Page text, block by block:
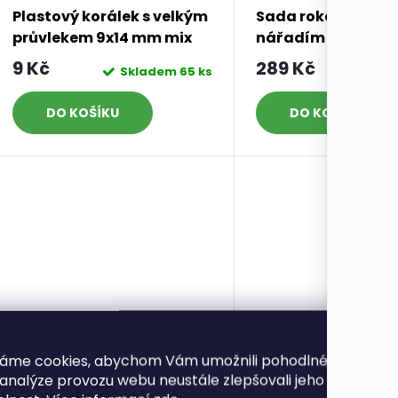
cookies, abychom Vám umožnili pohodlné prohlížení
provozu webu neustále zlepšovali jeho funkce,
Plastový korálek s velkým
průvlekem 9x14 mm mix
9 Kč Skladem 65 ks
DO KOŠÍKU
Sada rokajlů v boxu
nářadím
289 Kč
DO KOŠÍKU